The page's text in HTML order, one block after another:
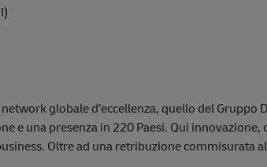
globale d’eccellenza, quello del
e una presenza in 220 Paesi. Qui
Oltre ad una retribuzione commisurata